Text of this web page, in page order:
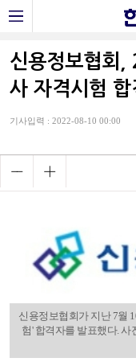
신용정보협회,
사 자격시험
기사입력 : 2022-08-10 00:00
신용정보협회가 지난 7월
험' 합격자를 발표했다.